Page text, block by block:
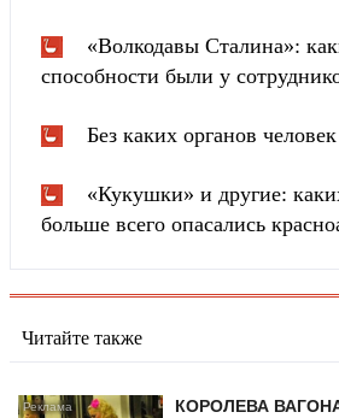
«Волкодавы Сталина»:
способности были у
Без каких органов
«Кукушки» и другие:
больше всего опасались
Читайте также
КОРОЛЕВА